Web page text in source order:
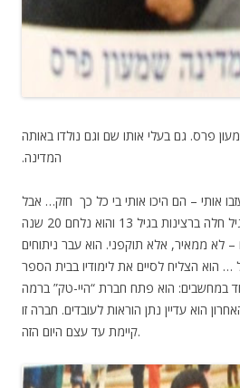
פרס. גם בעלי אותו שם וגם נולדו באותה
המדינה.
אותי – הם היכו אותי בי כל כך חזק… אבל
הם לא עזבו אותי. בני גיל חלה ברצינות בגיל 13 והוא נלחם 20 שנה
– לא ממאיר, אלא תוקפני. הוא עבר ניתוחים
… הוא הצליח לסיים את לימודיו בבית הספר
במחשבים: הוא פתח חברת “היי-טק” ברמה
הוא עדיין נתן הוראות לעובדים. חברה זו
קיימת עד עצם היום הזה.